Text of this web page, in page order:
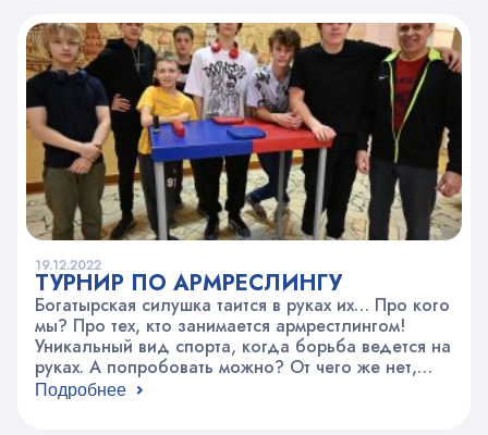
Центра творчества. Всем зрителям очень
понравился спектакль. Благодарим всех артистов
за прекрасное мастерство и…
19.12.2022
ТУРНИР ПО АРМРЕСЛИНГУ
Богатырская силушка таится в руках их… Про кого
мы? Про тех, кто занимается армрестлингом!
Уникальный вид спорта, когда борьба ведется на
руках. А попробовать можно? От чего же нет,
решили мы, и устроили зимний турнир среди
Подробнее